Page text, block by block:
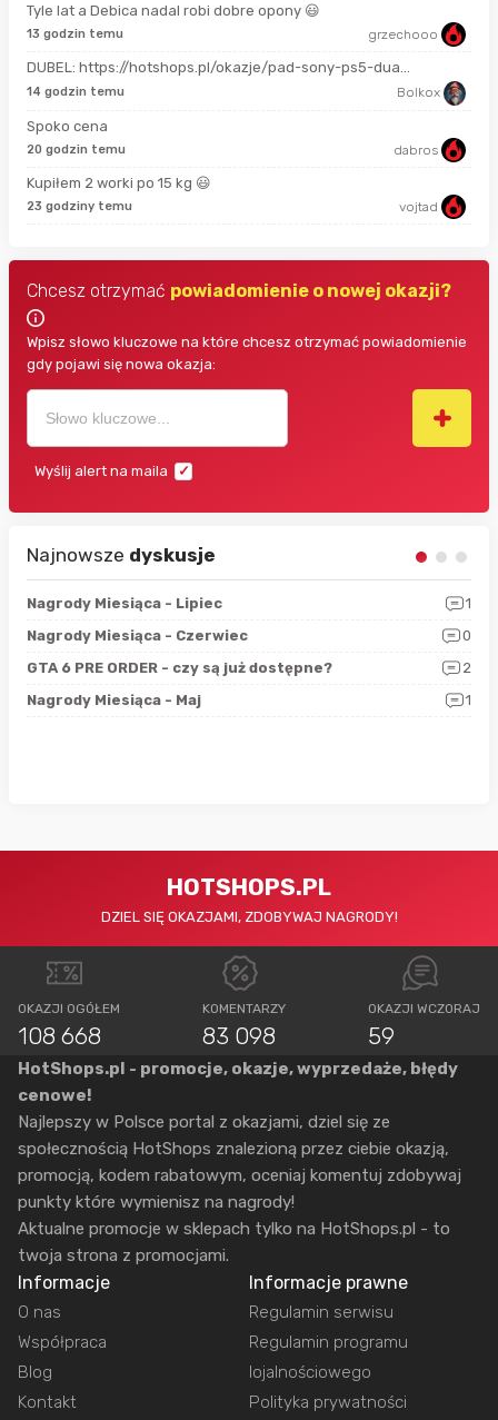
Tyle lat a Debica nadal robi dobre opony 😃
13 godzin temu grzechooo
DUBEL: https://hotshops.pl/okazje/pad-sony-ps5-dua...
14 godzin temu Bolkox
Spoko cena
20 godzin temu dabros
Kupiłem 2 worki po 15 kg 😃
23 godziny temu vojtad
Chcesz otrzymać powiadomienie o nowej okazji?
Wpisz słowo kluczowe na które chcesz otrzymać powiadomienie
gdy pojawi się nowa okazja:
Wyślij alert na maila
Najnowsze dyskusje
Nagrody Miesiąca - Lipiec
1
Nagrody Miesiąca - Czerwiec
0
GTA 6 PRE ORDER - czy są już dostępne?
2
Nagrody Miesiąca - Maj
1
HOTSHOPS.PL
DZIEL SIĘ OKAZJAMI, ZDOBYWAJ NAGRODY!
OKAZJI OGÓŁEM
108 668
KOMENTARZY
83 098
OKAZJI WCZORAJ
59
HotShops.pl - promocje, okazje, wyprzedaże, błędy
cenowe!
Najlepszy w Polsce portal z okazjami, dziel się ze
społecznością HotShops znalezioną przez ciebie okazją,
promocją, kodem rabatowym, oceniaj komentuj zdobywaj
punkty które wymienisz na nagrody!
Aktualne promocje w sklepach tylko na HotShops.pl - to
twoja strona z promocjami.
Informacje
O nas
Współpraca
Blog
Kontakt
Informacje prawne
Regulamin serwisu
Regulamin programu
lojalnościowego
Polityka prywatności